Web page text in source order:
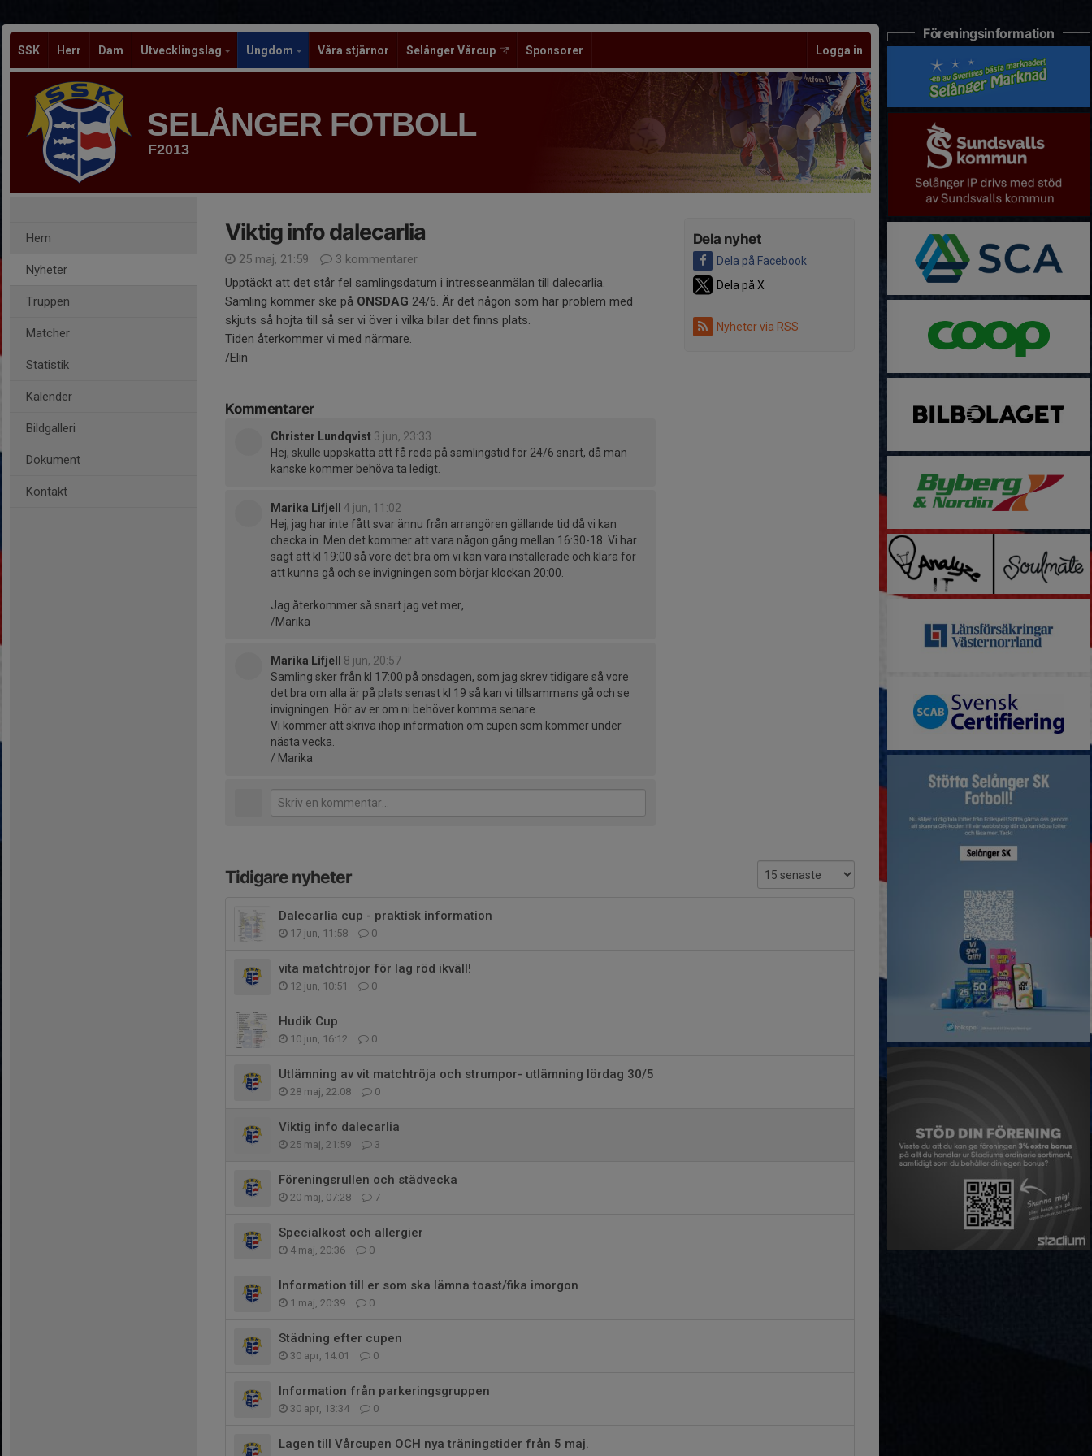
SSK Herr Dam Utvecklingslag Ungdom Våra stjärnor Selånger Vårcup Sponsorer Logga in
SELÅNGER FOTBOLL
F2013
Hem
Nyheter
Truppen
Matcher
Statistik
Kalender
Bildgalleri
Dokument
Kontakt
Dela nyhet
Dela på Facebook
Dela på X
Nyheter via RSS
Viktig info dalecarlia
25 maj, 21:59
3 kommentarer
Upptäckt att det står fel samlingsdatum i intresseanmälan till dalecarlia.
Samling kommer ske på ONSDAG 24/6. Är det någon som har problem med
skjuts så hojta till så ser vi över i vilka bilar det finns plats.
Tiden återkommer vi med närmare.
/Elin
Kommentarer
Christer Lundqvist 3 jun, 23:33
Hej, skulle uppskatta att få reda på samlingstid för 24/6 snart, då man
kanske kommer behöva ta ledigt.
Marika Lifjell
4 jun, 11:02
Hej, jag har inte fått svar ännu från arrangören gällande tid då vi kan
checka in. Men det kommer att vara någon gång mellan 16:30-18. Vi har
sagt att kl 19:00 så vore det bra om vi kan vara installerade och klara för
att kunna gå och se invigningen som börjar klockan 20:00.
Jag återkommer så snart jag vet mer,
/Marika
Marika Lifjell
8 jun, 20:57
Samling sker från kl 17:00 på onsdagen, som jag skrev tidigare så vore
det bra om alla är på plats senast kl 19 så kan vi tillsammans gå och se
invigningen. Hör av er om ni behöver komma senare.
Vi kommer att skriva ihop information om cupen som kommer under
nästa vecka.
/ Marika
Tidigare nyheter
Dalecarlia cup - praktisk information
17 jun, 11:58 0
vita matchtröjor för lag röd ikväll!
12 jun, 10:51 0
Hudik Cup
10 jun, 16:12 0
Utlämning av vit matchtröja och strumpor- utlämning lördag 30/5
28 maj, 22:08 0
Viktig info dalecarlia
25 maj, 21:59 3
Föreningsrullen och städvecka
20 maj, 07:28 7
Specialkost och allergier
4 maj, 20:36 0
Information till er som ska lämna toast/fika imorgon
1 maj, 20:39 0
Städning efter cupen
30 apr, 14:01 0
Information från parkeringsgruppen
30 apr, 13:34 0
Lagen till Vårcupen OCH nya träningstider från 5 maj.
Föreningsinformation